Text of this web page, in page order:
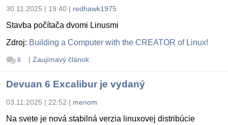
30.11.2025 | 19:40 | redhawk1975
Stavba počítača dvomi Linusmi
Zdroj: Building a Computer with the CREATOR of Linux!
8 | Zaujímavý článok
Devuan 6 Excalibur je vydaný
03.11.2025 | 22:52 | menom
Na svete je nová stabilná verzia linuxovej distribúcie